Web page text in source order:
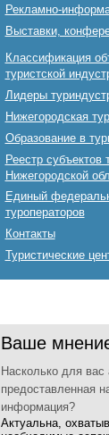
Рекламно-
Выставки,
Классификация
туристской
Лидеры
Нижегородская
Образование в
Реестр субъектов
Нижегородской
Единый
туроператоров
Контакты
Туристические
Ваше
Насколько для вас
предоставленная
информация?
Актуальна,